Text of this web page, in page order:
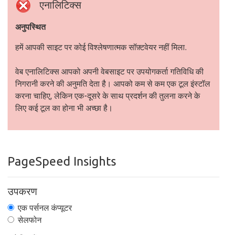
एनालिटिक्स
अनुपस्थित
हमें आपकी साइट पर कोई विश्लेषणात्मक सॉफ़्टवेयर नहीं मिला.
वेब एनालिटिक्स आपको अपनी वेबसाइट पर उपयोगकर्ता गतिविधि की
निगरानी करने की अनुमति देता है। आपको कम से कम एक टूल इंस्टॉल
करना चाहिए, लेकिन एक-दूसरे के साथ प्रदर्शन की तुलना करने के
लिए कई टूल का होना भी अच्छा है।
PageSpeed Insights
उपकरण
एक पर्सनल कंप्यूटर
सेलफोन